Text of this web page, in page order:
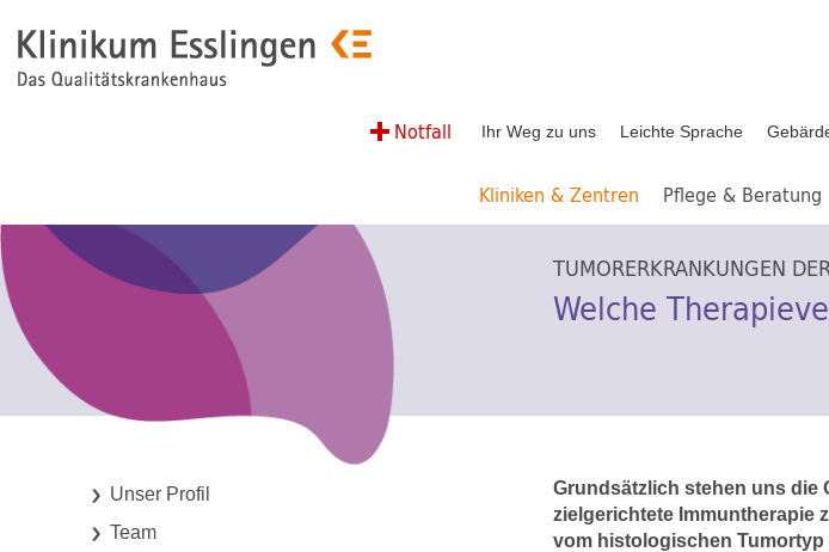
Notfall Ihr Weg zu uns Leichte Sprache
Kliniken & Zentren Pflege & Beratung
TUMORERKRANKUNGEN
Welche
Unser Profil
Team
Grundsätzlich stehen uns die
zielgerichtete Immuntherapie
vom histologischen